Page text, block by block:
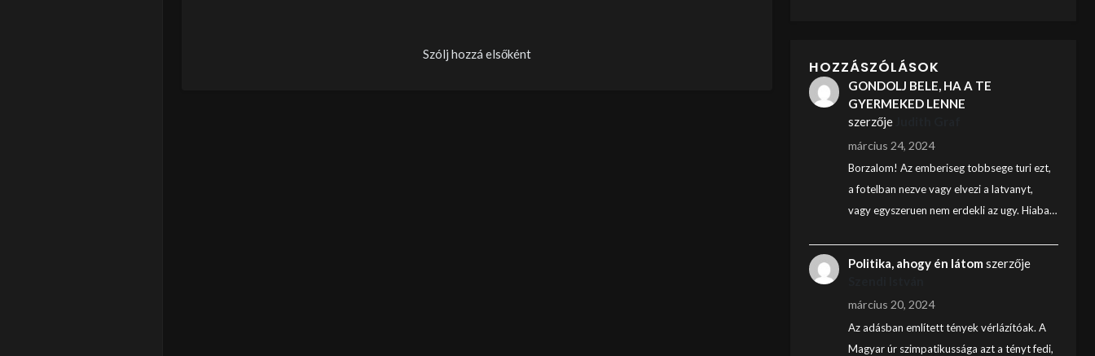
Szólj hozzá elsőként
HOZZÁSZÓLÁSOK
GONDOLJ BELE, HA A TE
GYERMEKED LENNE
szerzője
március 24, 2024
Borzalom! Az emberiseg tobbsege turi ezt,
a fotelban nezve vagy elvezi a latvanyt,
vagy egyszeruen nem erdekli az ugy. Hiaba…
Politika, ahogy én látom szerzője
március 20, 2024
Az adásban említett tények vérlázítóak. A
Magyar úr szimpatikussága azt a tényt fedi,